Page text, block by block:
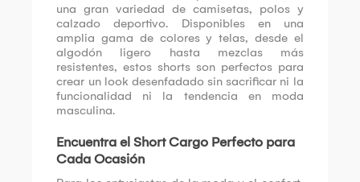
una gran variedad de camisetas, polos y
calzado deportivo. Disponibles en una
amplia gama de colores y telas, desde el
algodón ligero hasta mezclas más
resistentes, estos shorts son perfectos para
crear un look desenfadado sin sacrificar ni la
funcionalidad ni la tendencia en moda
masculina.
Encuentra el Short Cargo Perfecto para
Cada Ocasión